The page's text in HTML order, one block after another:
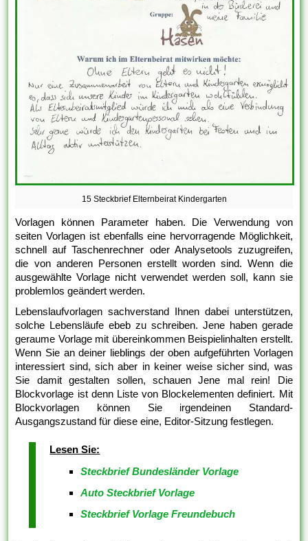
15 Steckbrief Elternbeirat Kindergarten
Vorlagen können Parameter haben. Die Verwendung von
seiten Vorlagen ist ebenfalls eine hervorragende Möglichkeit,
schnell auf Taschenrechner oder Analysetools zuzugreifen,
die von anderen Personen erstellt worden sind. Wenn die
ausgewählte Vorlage nicht verwendet werden soll, kann sie
problemlos geändert werden.
Lebenslaufvorlagen sachverstand Ihnen dabei unterstützen,
solche Lebensläufe ebeb zu schreiben. Jene haben gerade
geraume Vorlage mit übereinkommen Beispielinhalten erstellt.
Wenn Sie an deiner lieblings der oben aufgeführten Vorlagen
interessiert sind, sich aber in keiner weise sicher sind, was
Sie damit gestalten sollen, schauen Jene mal rein! Die
Blockvorlage ist denn Liste von Blockelementen definiert. Mit
Blockvorlagen können Sie irgendeinen Standard-
Ausgangszustand für diese eine, Editor-Sitzung festlegen.
Lesen Sie:
Steckbrief Bundesländer Vorlage
Auto Steckbrief Vorlage
Steckbrief Vorlage Freundebuch